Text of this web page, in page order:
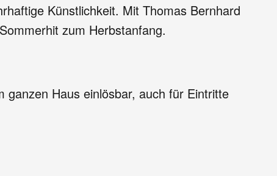
Künstlichkeit. Mit Thomas Bernhard
zum Herbstanfang.
ganzen Haus einlösbar, auch für Eintritte